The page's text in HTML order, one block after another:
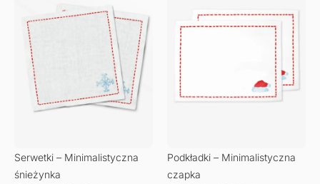
Serwetki – Minimalistyczna
śnieżynka
Podkładki – Minimalistyczna
czapka